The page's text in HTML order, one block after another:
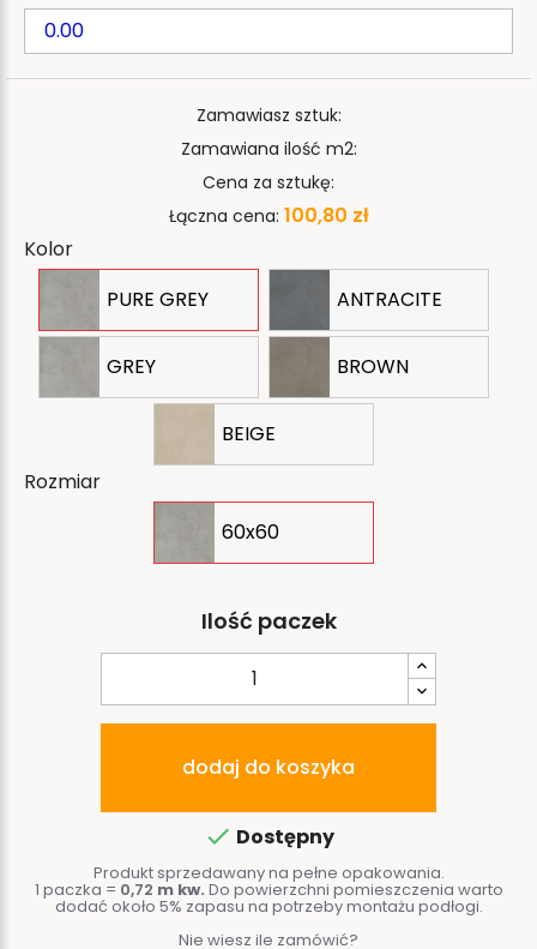
Zamawiasz sztuk:
Zamawiana ilość m2:
Cena za sztukę:
Łączna cena: 100,80 zł
Kolor
PURE GREY
ANTRACITE
GREY BROWN
BEIGE
Rozmiar
60x60
Ilość paczek
dodaj do koszyka
 Dostępny
Produkt sprzedawany na pełne opakowania.
1 paczka = 0,72 m kw. Do powierzchni pomieszczenia warto
dodać około 5% zapasu na potrzeby montażu podłogi.
Nie wiesz ile zamówić?